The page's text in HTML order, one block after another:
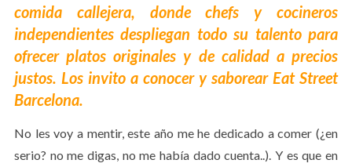
comida callejera, donde chefs y cocineros
independientes despliegan todo su talento para
ofrecer platos originales y de calidad a precios
justos. Los invito a conocer y saborear Eat Street
Barcelona.
No les voy a mentir, este año me he dedicado a comer (¿en
serio? no me digas, no me había dado cuenta..). Y es que en